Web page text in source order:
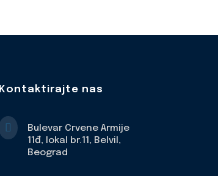
Kontaktirajte nas

Bulevar Crvene Armije
11đ, lokal br.11, Belvil,
Beograd